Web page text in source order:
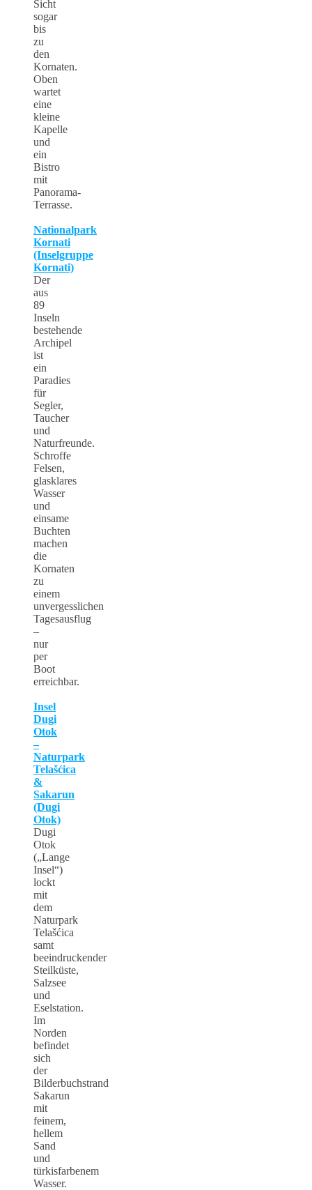
Sicht
sogar
bis
zu
den
Kornaten.
Oben
wartet
eine
kleine
Kapelle
und
ein
Bistro
mit
Panorama-
Terrasse.
Nationalpark
Kornati
(Inselgruppe
Kornati)
Der
aus
89
Inseln
bestehende
Archipel
ist
ein
Paradies
für
Segler,
Taucher
und
Naturfreunde.
Schroffe
Felsen,
glasklares
Wasser
und
einsame
Buchten
machen
die
Kornaten
zu
einem
unvergesslichen
Tagesausflug
–
nur
per
Boot
erreichbar.
Insel
Dugi
Otok
–
Naturpark
Telašćica
&
Sakarun
(Dugi
Otok)
Dugi
Otok
(„Lange
Insel“)
lockt
mit
dem
Naturpark
Telašćica
samt
beeindruckender
Steilküste,
Salzsee
und
Eselstation.
Im
Norden
befindet
sich
der
Bilderbuchstrand
Sakarun
mit
feinem,
hellem
Sand
und
türkisfarbenem
Wasser.